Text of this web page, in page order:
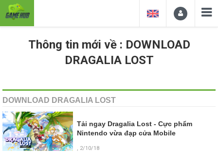
Thông tin mới về : DOWNLOAD
DRAGALIA LOST
DOWNLOAD DRAGALIA LOST
Tải ngay Dragalia Lost - Cực phẩm
Nintendo vừa đạp cửa Mobile
, 2/10/18